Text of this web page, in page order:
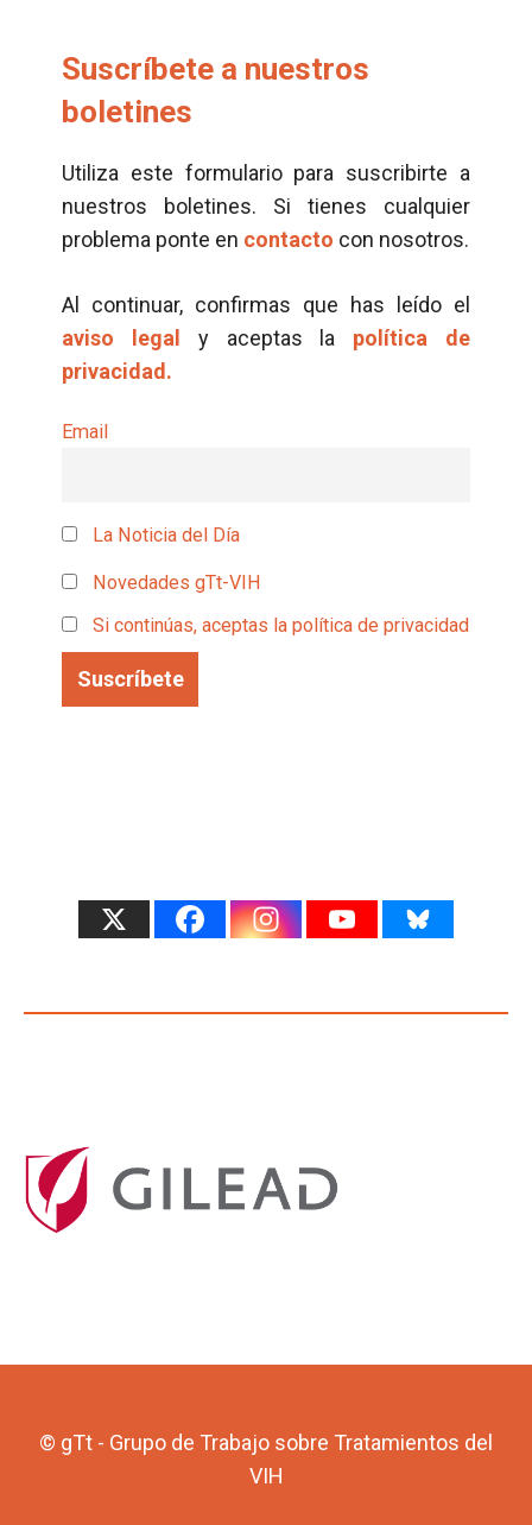
Suscríbete a nuestros
boletines
Utiliza este formulario para suscribirte a
nuestros boletines. Si tienes cualquier
problema ponte en contacto con nosotros.
Al continuar, confirmas que has leído el
aviso legal
y aceptas la política de
privacidad.
Email
La Noticia del Día
Novedades gTt-VIH
Si continúas, aceptas la política de privacidad
© gTt - Grupo de Trabajo sobre Tratamientos del
VIH